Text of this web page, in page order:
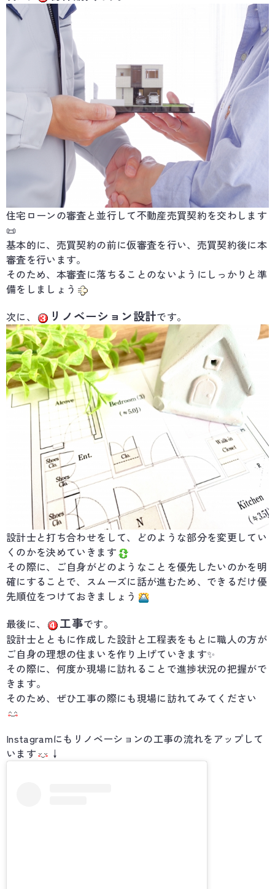
住宅ローンの審査と並行して不動産売買契約を交わします
📜
基本的に、売買契約の前に仮審査を行い、売買契約後に本
審査を行います。
そのため、本審査に落ちることのないようにしっかりと準
備をしましょう
次に、
リノベーション設計です。
設計士と打ち合わせをして、どのような部分を変更してい
くのかを決めていきます
その際に、ご自身がどのようなことを優先したいのかを明
確にすることで、スムーズに話が進むため、できるだけ優
先順位をつけておきましょう
最後に、
工事です。
設計士とともに作成した設計と工程表をもとに職人の方が
ご自身の理想の住まいを作り上げていきます✨
その際に、何度か現場に訪れることで進捗状況の把握がで
きます。
そのため、ぜひ工事の際にも現場に訪れてみてください
Instagramにもリノベーションの工事の流れをアップして
います
↓